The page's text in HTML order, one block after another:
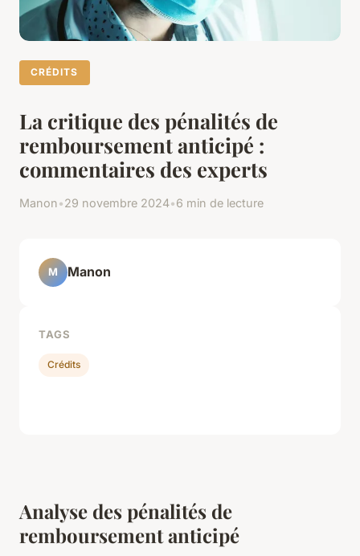
CRÉDITS
La critique des pénalités de
remboursement anticipé :
commentaires des experts
Manon•29 novembre 2024•6 min de lecture
Analyse des pénalités de
remboursement anticipé
M Manon
TAGS
Crédits